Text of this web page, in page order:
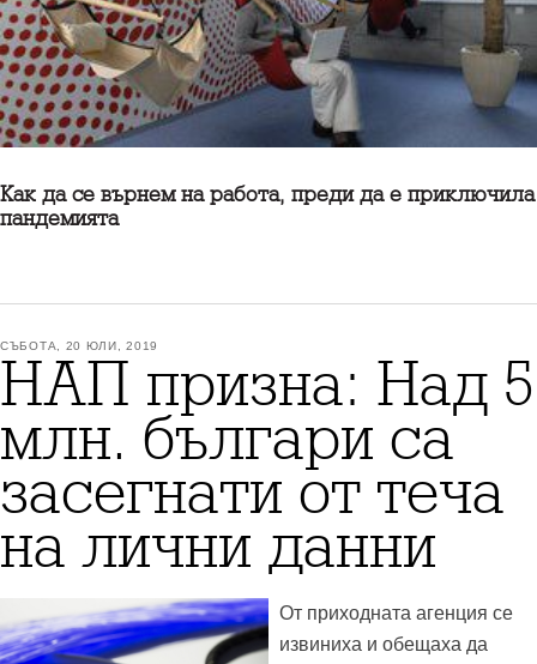
Как да се върнем на работа, преди да е приключила
пандемията
СЪБОТА, 20 ЮЛИ, 2019
НАП призна: Над 5
млн. българи са
засегнати от теча
на лични данни
От приходната агенция се
извиниха и обещаха да